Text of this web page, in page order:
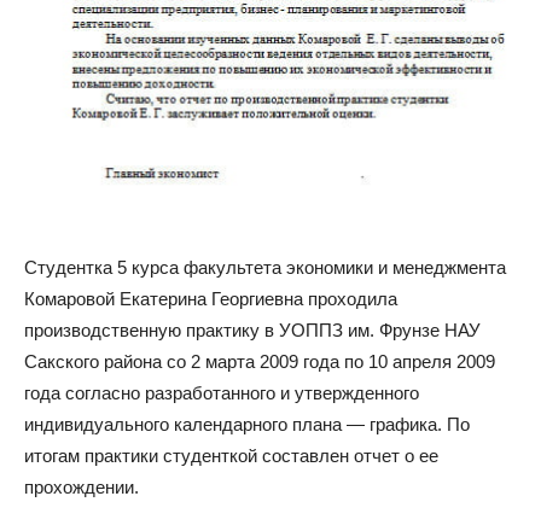
Студентка 5 курса факультета экономики и менеджмента
Комаровой Екатерина Георгиевна проходила
производственную практику в УОППЗ им. Фрунзе НАУ
Сакского района со 2 марта 2009 года по 10 апреля 2009
года согласно разработанного и утвержденного
индивидуального календарного плана — графика. По
итогам практики студенткой составлен отчет о ее
прохождении.